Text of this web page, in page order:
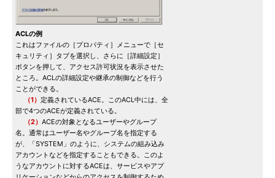
ACLの例
これはファイルの［プロパティ］メニューで［セ
キュリティ］タブを選択し、さらに［詳細設定］
ボタンを押して、アクセス許可状況を表示させた
ところ。ACLの詳細設定や継承の制御などを行う
ことができる。
（1） 定義されているACE。このACL中には、全
部で4つのACEが定義されている。
（2） ACEの対象となるユーザーやグループ
名。通常はユーザー名やグループ名を指定する
が、「SYSTEM」のように、システムの組み込み
アカウントなどを指定することもできる。このよ
うなアカウントに対するACEは、サービスやアプ